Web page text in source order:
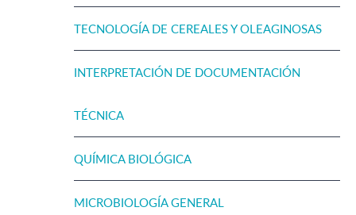
TECNOLOGÍA DE CEREALES Y OLEAGINOSAS
INTERPRETACIÓN DE DOCUMENTACIÓN
TÉCNICA
QUÍMICA BIOLÓGICA
MICROBIOLOGÍA GENERAL